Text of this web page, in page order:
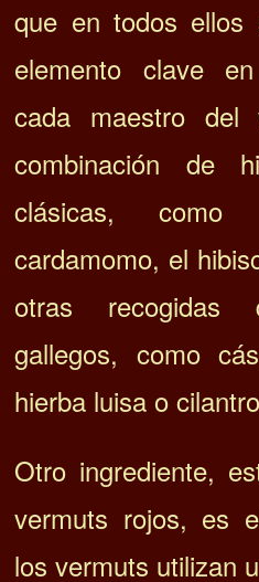
que en todos ellos
elemento clave
cada maestro del
combinación de
clásicas,
cardamomo, el
otras
gallegos, como
hierba luisa o
Otro ingrediente,
vermuts rojos, es
los vermuts utilizan